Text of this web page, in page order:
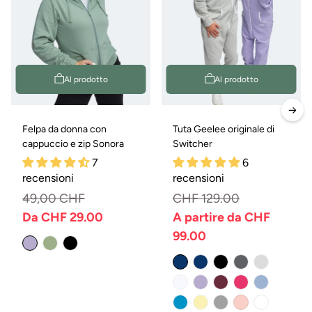
Al prodotto
Felpa da donna con
cappuccio e zip Sonora
7
recensioni
Prezzo
normale
49,00 CHF
Prezzo
di
Da CHF 29.00
Al prodotto
Tuta Geelee originale di
Switcher
6
recensioni
Prezzo
normale
CHF 129.00
Prezzo
di
vendita
A partire da CHF
99.00
Variante
esaurita